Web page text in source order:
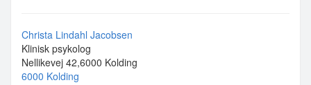
Christa Lindahl Jacobsen
Klinisk psykolog
Nellikevej 42,6000 Kolding
6000 Kolding